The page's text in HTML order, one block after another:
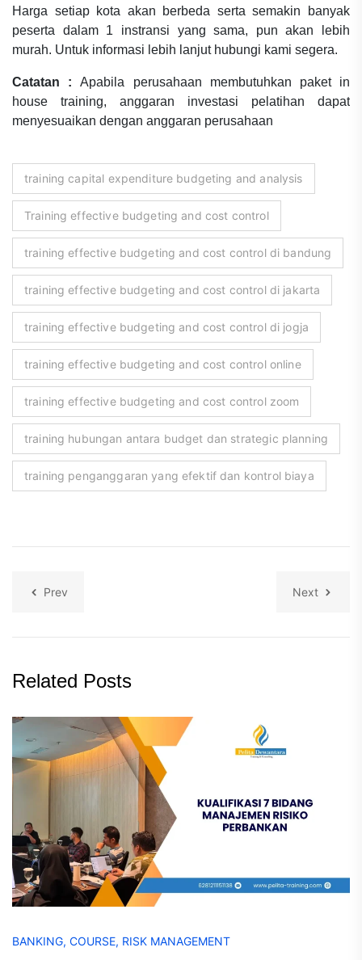
Harga setiap kota akan berbeda serta semakin banyak
peserta dalam 1 instransi yang sama, pun akan lebih
murah. Untuk informasi lebih lanjut hubungi kami segera.
Catatan : Apabila perusahaan membutuhkan paket in
house training, anggaran investasi pelatihan dapat
menyesuaikan dengan anggaran perusahaan
training capital expenditure budgeting and analysis
Training effective budgeting and cost control
training effective budgeting and cost control di bandung
training effective budgeting and cost control di jakarta
training effective budgeting and cost control di jogja
training effective budgeting and cost control online
training effective budgeting and cost control zoom
training hubungan antara budget dan strategic planning
training penganggaran yang efektif dan kontrol biaya
Prev Next
Related Posts
BANKING, COURSE, RISK MANAGEMENT